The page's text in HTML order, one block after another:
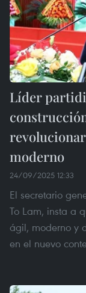
Líder
moderno
24/09/2025 12:33
El secretario
To Lam, insta a
ágil, moderno y
en el nuevo